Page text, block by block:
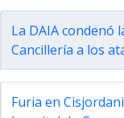
La DAIA condenó
Cancillería a los
Furia en